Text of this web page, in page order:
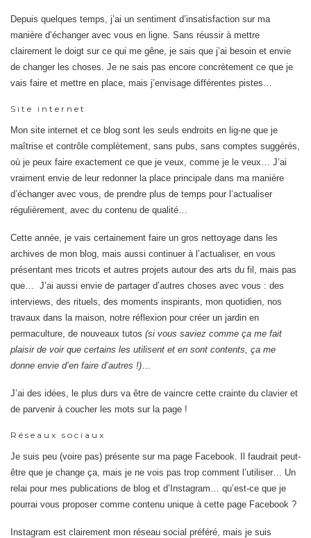
Depuis quelques temps, j’ai un sentiment d’insatisfaction sur ma
manière d’échanger avec vous en ligne. Sans réussir à mettre
clairement le doigt sur ce qui me gêne, je sais que j’ai besoin et envie
de changer les choses. Je ne sais pas encore concrètement ce que je
vais faire et mettre en place, mais j’envisage différentes pistes…
Site internet
Mon site internet et ce blog sont les seuls endroits en lig-ne que je
maîtrise et contrôle complètement, sans pubs, sans comptes suggérés,
où je peux faire exactement ce que je veux, comme je le veux… J’ai
vraiment envie de leur redonner la place principale dans ma manière
d’échanger avec vous, de prendre plus de temps pour l’actualiser
régulièrement, avec du contenu de qualité…
Cette année, je vais certainement faire un gros nettoyage dans les
archives de mon blog, mais aussi continuer à l’actualiser, en vous
présentant mes tricots et autres projets autour des arts du fil, mais pas
que… J’ai aussi envie de partager d’autres choses avec vous : des
interviews, des rituels, des moments inspirants, mon quotidien, nos
travaux dans la maison, notre réflexion pour créer un jardin en
permaculture, de nouveaux tutos (si vous saviez comme ça me fait
plaisir de voir que certains les utilisent et en sont contents, ça me
donne envie d’en faire d’autres !)
J’ai des idées, le plus durs va être de vaincre cette crainte du clavier et
de parvenir à coucher les mots sur la page !
Réseaux sociaux
Je suis peu (voire pas) présente sur ma page Facebook. Il faudrait peut-
être que je change ça, mais je ne vois pas trop comment l’utiliser… Un
relai pour mes publications de blog et d’Instagram… qu’est-ce que je
pourrai vous proposer comme contenu unique à cette page Facebook ?
Instagram est clairement mon réseau social préféré, mais je suis